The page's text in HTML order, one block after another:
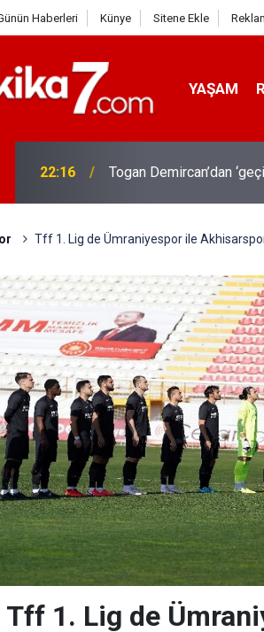
Haberleri Künye Sitene Ekle
YAŞAM
22:16 Togan Demircan’dan
Tff 1. Lig de Ümraniyespor ile Akhisarspor
Tff 1. Lig de